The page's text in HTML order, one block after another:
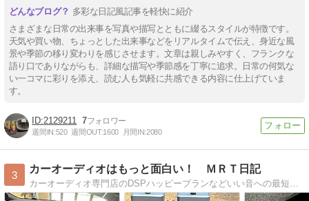
多彩な日記風記事を軽快に紹介
さまざまな日常の出来事を写真や描写とともに綴るスタイルが特徴です。
天気や買い物、ちょっとした出来事などをリアルタイムで伝え、身近な風
景や季節の移り変わりを感じさせます。文章は親しみやすく、フランクな
語り口でありながらも、詳細な描写や季節感を丁寧に追求。日常の何気な
い一コマに彩りを添え、読む人も気軽に共感できる内容に仕上げていま
す。
2129211 7
週間IN:520 週間OUT:1600 月間IN:2080
3
カーオーディオはもっと面白い！ ＭＲＴ日記